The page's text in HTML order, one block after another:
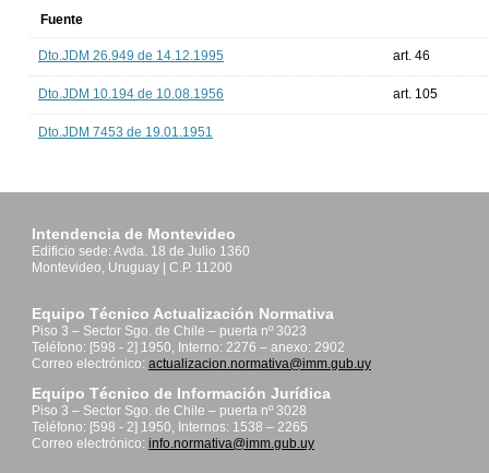
Fuente
Dto.JDM 26.949 de 14.12.1995 art. 46
Dto.JDM 10.194 de 10.08.1956 art. 105
Dto.JDM 7453 de 19.01.1951
Intendencia de Montevideo
Edificio sede: Avda. 18 de Julio 1360
Montevideo, Uruguay | C.P. 11200
Equipo Técnico Actualización Normativa
Piso 3 – Sector Sgo. de Chile – puerta nº 3023
Teléfono: [598 - 2] 1950, Interno: 2276 – anexo: 2902
Correo electrónico: actualizacion.normativa@imm.gub.uy
Equipo Técnico de Información Jurídica
Piso 3 – Sector Sgo. de Chile – puerta nº 3028
Teléfono: [598 - 2] 1950, Internos: 1538 – 2265
Correo electrónico: info.normativa@imm.gub.uy